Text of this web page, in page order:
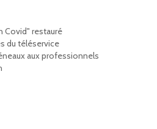
Covid" restauré
du téléservice
aux professionnels